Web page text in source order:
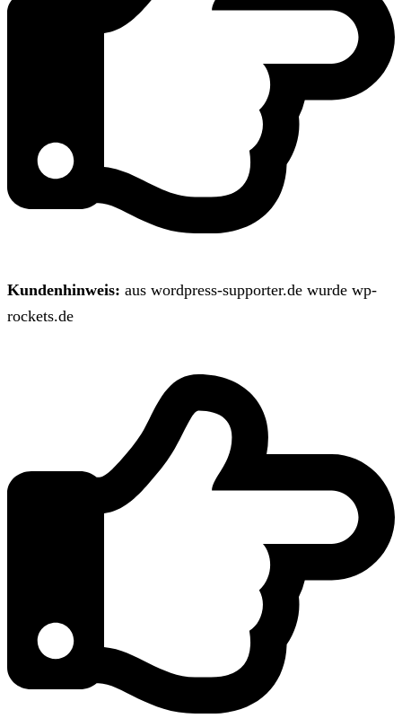
Kundenhinweis: aus wordpress-supporter.de wurde wp-
rockets.de